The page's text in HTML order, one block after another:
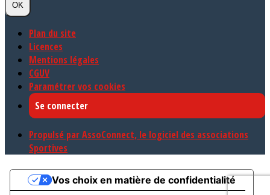
OK
Plan du site
Licences
Mentions légales
CGUV
Paramétrer vos cookies
Se connecter
Propulsé par AssoConnect, le logiciel des associations
Sportives
Vos choix en matière de confidentialité